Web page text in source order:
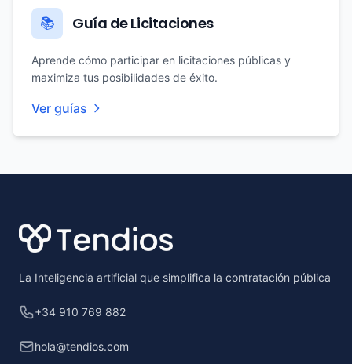
📚 Guía de Licitaciones
Aprende cómo participar en licitaciones públicas y
maximiza tus posibilidades de éxito.
Ver guías
La Inteligencia artificial que simplifica la contratación pública
+34 910 769 882
hola@tendios.com